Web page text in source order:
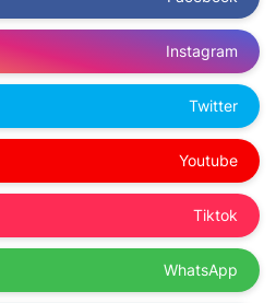
Instagram
Twitter
Youtube
Tiktok
WhatsApp